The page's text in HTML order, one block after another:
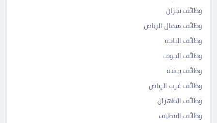
وظائف نجران
وظائف شمال الرياض
وظائف الباحة
وظائف الجوف
وظائف بيشة
وظائف غرب الرياض
وظائف الظهران
وظائف القطيف